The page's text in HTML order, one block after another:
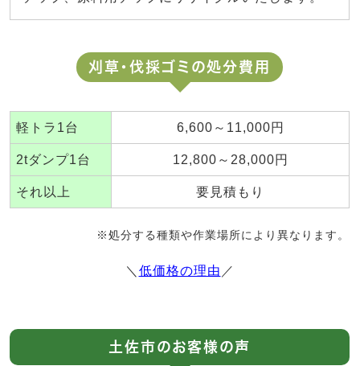
刈草・伐採ゴミの処分費用
軽トラ1台 6,600～11,000円
2tダンプ1台 12,800～28,000円
それ以上 要見積もり
※処分する種類や作業場所により異なります。
＼ 低価格の理由 ／
土佐市のお客様の声